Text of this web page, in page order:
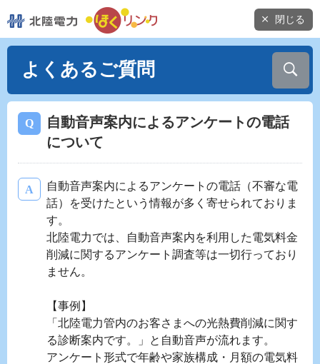
閉じる
よくあるご質問
自動音声案内によるアンケートの電話
について
自動音声案内によるアンケートの電話（不審な電
話）を受けたという情報が多く寄せられておりま
す。
北陸電力では、自動音声案内を利用した電気料金
削減に関するアンケート調査等は一切行っており
ません。
【事例】
「北陸電力管内のお客さまへの光熱費削減に関す
る診断案内です。」と自動音声が流れます。
アンケート形式で年齢や家族構成・月額の電気料